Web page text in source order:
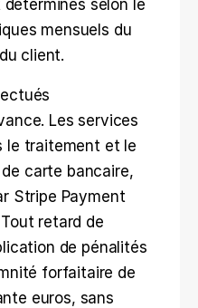
selon le
mensuels du
client.
Les services
le traitement et le
carte bancaire,
Stripe Payment
retard de
de pénalités
forfaitaire de
euros, sans